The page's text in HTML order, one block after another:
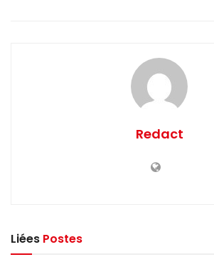
Redact
Liées Postes